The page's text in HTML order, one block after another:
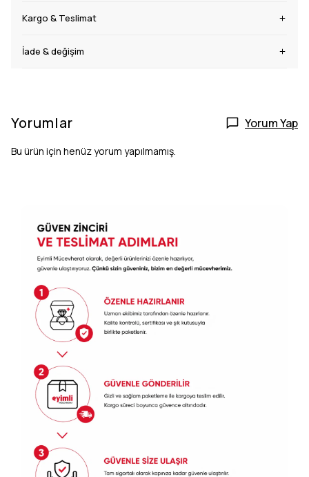
Kargo & Teslimat
İade & değişim
Yorumlar Yorum Yap
Bu ürün için henüz yorum yapılmamış.